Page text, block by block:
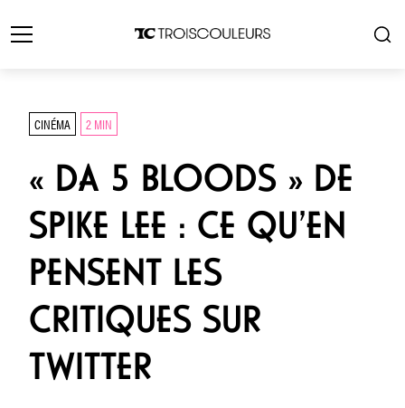
CINÉMA 2 MIN
« DA 5 BLOODS » DE
SPIKE LEE : CE QU’EN
PENSENT LES
CRITIQUES SUR
TWITTER